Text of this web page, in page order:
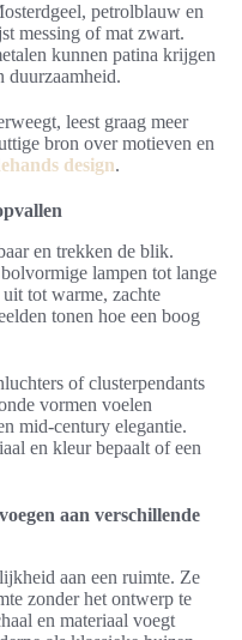
petrolblauw en
messing of mat zwart.
kunnen patina krijgen
duurzaamheid.
leest graag meer
bron over motieven en
design.
en trekken de blik.
lampen tot lange
tot warme, zachte
tonen hoe een boog
of clusterpendants
vormen voelen
mid-century elegantie.
en kleur bepaalt of een
aan verschillende
aan een ruimte. Ze
zonder het ontwerp te
en materiaal voegt